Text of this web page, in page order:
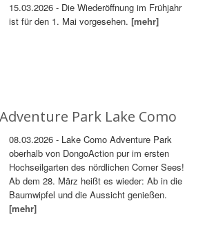
15.03.2026 - Die Wiederöffnung im Frühjahr
ist für den 1. Mai vorgesehen.[mehr]
Park Lake Como
08.03.2026 - Lake Como Adventure Park
oberhalb von DongoAction pur im ersten
Hochseilgarten des nördlichen Comer Sees!
Ab dem 28. März heißt es wieder: Ab in die
Baumwipfel und die Aussicht genießen.
[mehr]